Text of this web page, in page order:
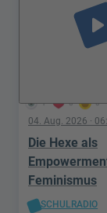
1 0 0
play_arrow
04. Aug. 2026 ·
Die Hexe als
Feminismus
SCHULRADIO